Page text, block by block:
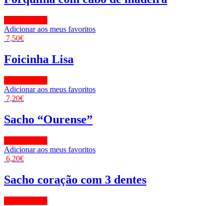
Adicionar aos meus favoritos
7,50€
Foicinha Lisa
Adicionar aos meus favoritos
7,20€
Sacho “Ourense”
Adicionar aos meus favoritos
6,20€
Sacho coração com 3 dentes